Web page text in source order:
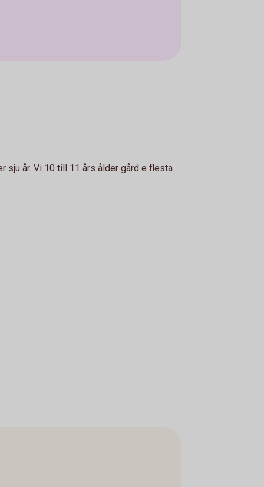
sju år. Vi 10 till 11 års ålder gård e flesta